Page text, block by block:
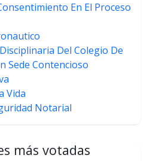
En El Proceso
Del Colegio De
Sede Contencioso
Vida
Notarial
más votadas